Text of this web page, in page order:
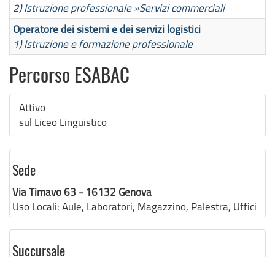
2) Istruzione professionale »Servizi commerciali
Operatore dei sistemi e dei servizi logistici
1) Istruzione e formazione professionale
Percorso ESABAC
Attivo
sul Liceo Linguistico
Sede
Via Timavo 63 - 16132 Genova
Uso Locali: Aule, Laboratori, Magazzino, Palestra, Uffici
Succursale